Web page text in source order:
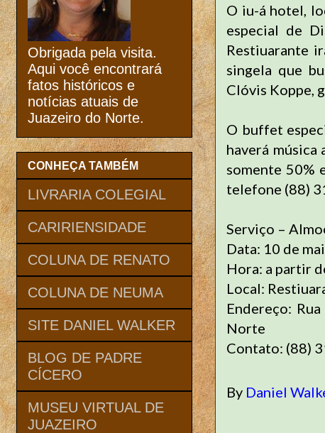
O iu-á hotel,
especial de
Restiuarante
singela que
Clóvis Koppe,
O buffet
haverá música
somente 50%
telefone (88)
Serviço –
Data: 10 de
Hora: a partir
Local:
Endereço:
Norte
Contato: (88)
By Daniel
Obrigada pela visita.
Aqui você encontrará
fatos históricos e
notícias atuais de
Juazeiro do Norte.
CONHEÇA TAMBÉM
LIVRARIA COLEGIAL
CARIRIENSIDADE
COLUNA DE RENATO
COLUNA DE NEUMA
SITE DANIEL WALKER
BLOG DE PADRE
CÍCERO
MUSEU VIRTUAL DE
JUAZEIRO